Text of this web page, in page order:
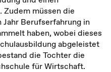
Zudem müssen die
Berufserfahrung in
haben, wobei dieses
abgeleistet
die Tochter die
für Wirtschaft.